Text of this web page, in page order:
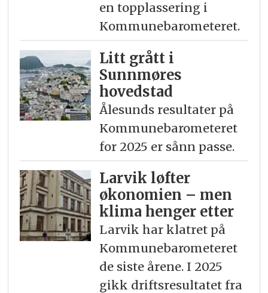
en topplassering i
Kommunebarometeret.
Litt grått i
Sunnmøres
hovedstad
Ålesunds resultater på
Kommunebarometeret
for 2025 er sånn passe.
Larvik løfter
økonomien – men
klima henger etter
Larvik har klatret på
Kommunebarometeret
de siste årene. I 2025
gikk driftsresultatet fra